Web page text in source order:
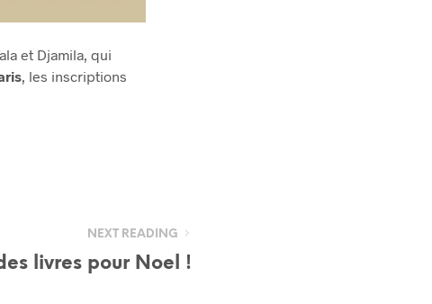
et Djamila, qui
, les inscriptions
NEXT READING
livres pour Noel !